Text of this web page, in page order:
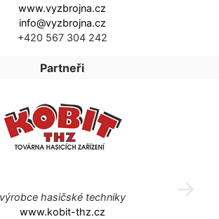
www.vyzbrojna.cz
info@vyzbrojna.cz
+420 567 304 242
Partneři
výrobce hasičské techniky
www.kobit-thz.cz